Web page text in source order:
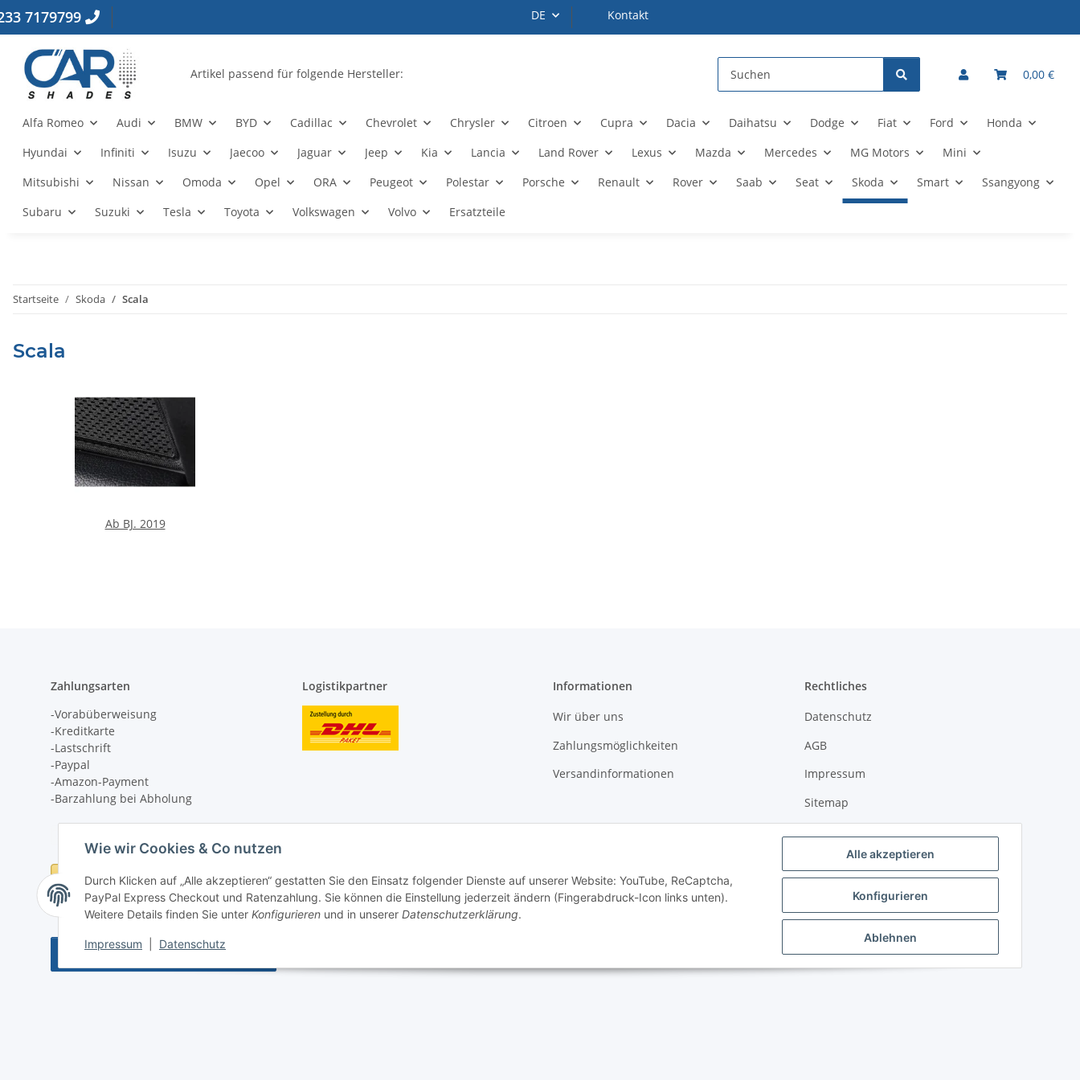
Alle akzeptieren
Konfigurieren
Ablehnen
Wie wir Cookies & Co nutzen
Durch Klicken auf „Alle akzeptieren“ gestatten Sie den Einsatz folgender Dienste auf unserer Website: YouTube, ReCaptcha,
PayPal Express Checkout und Ratenzahlung. Sie können die Einstellung jederzeit ändern (Fingerabdruck-Icon links unten).
Weitere Details finden Sie unter Konfigurieren und in unserer Datenschutzerklärung.
Impressum Datenschutz
DE
7179799 Kontakt
0,00 €
Alfa Romeo Audi BMW BYD Cadillac Chevrolet Chrysler Citroen Cupra Dacia Daihatsu Dodge Fiat Ford
Honda
Hyundai
Infiniti Isuzu Jaecoo Jaguar Jeep Kia Lancia Land Rover Lexus Mazda Mercedes MG Motors
Mini
Mitsubishi
Nissan Omoda Opel ORA Peugeot Polestar Porsche Renault Rover Saab Seat Skoda Smart
Ssangyong
Subaru
Suzuki Tesla Toyota Volkswagen Volvo Ersatzteile
Startseite Skoda Scala
Scala
Ab BJ. 2019
Zahlungsarten
-Vorabüberweisung
-Kreditkarte
-Lastschrift
-Paypal
-Amazon-Payment
-Barzahlung bei Abholung
Logistikpartner Informationen
Wir über uns
Zahlungsmöglichkeiten
Versandinformationen
Rechtliches
Datenschutz
AGB
Impressum
Sitemap
Widerrufsrecht
Vertrag widerrufen